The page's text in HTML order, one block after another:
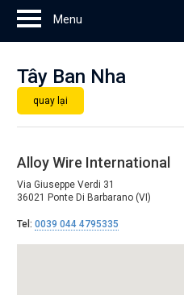
Tây Ban Nha
quay lại
Alloy Wire International
Via Giuseppe Verdi 31
36021 Ponte Di Barbarano (VI)
Tel:0039 044 4795335